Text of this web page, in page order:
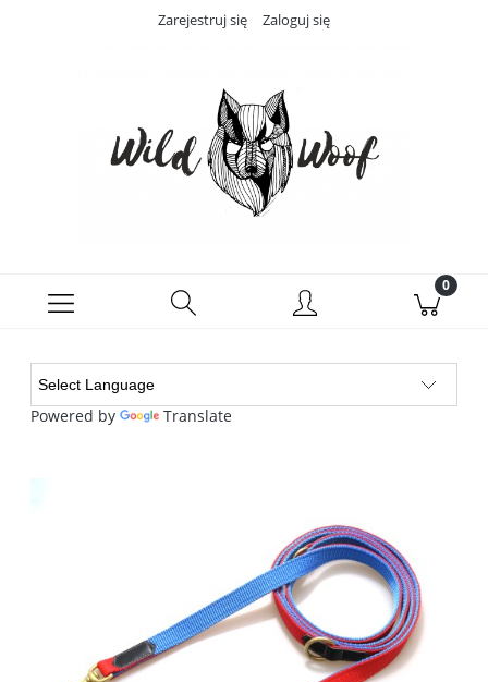
Zarejestruj się Zaloguj się
Powered by Translate